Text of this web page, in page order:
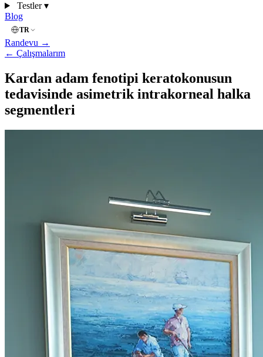
Testler ▾
Blog
TR
Randevu →
← Çalışmalarım
Kardan adam fenotipi keratokonusun
tedavisinde asimetrik intrakorneal halka
segmentleri